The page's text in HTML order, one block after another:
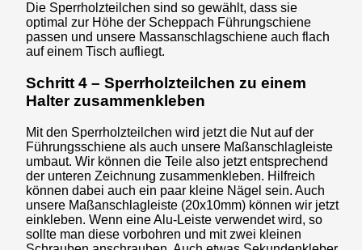
Die Sperrholzteilchen sind so gewählt, dass sie
optimal zur Höhe der Scheppach Führungschiene
passen und unsere Massanschlagschiene auch flach
auf einem Tisch aufliegt.
Schritt 4 – Sperrholzteilchen zu einem
Halter zusammenkleben
Mit den Sperrholzteilchen wird jetzt die Nut auf der
Führungsschiene als auch unsere Maßanschlagleiste
umbaut. Wir können die Teile also jetzt entsprechend
der unteren Zeichnung zusammenkleben. Hilfreich
können dabei auch ein paar kleine Nägel sein. Auch
unsere Maßanschlagleiste (20x10mm) können wir jetzt
einkleben. Wenn eine Alu-Leiste verwendet wird, so
sollte man diese vorbohren und mit zwei kleinen